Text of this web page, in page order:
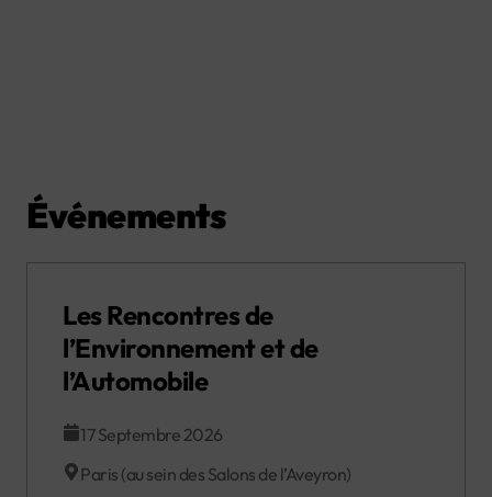
Événements
Les Rencontres de
l’Environnement et de
l’Automobile
17 Septembre 2026
Paris (au sein des Salons de l’Aveyron)